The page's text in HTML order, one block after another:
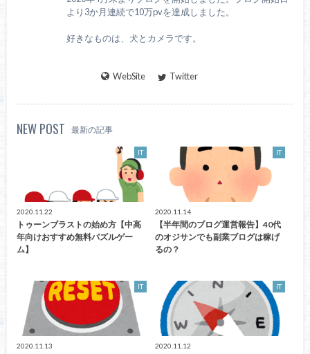
より3か月連続で10万pvを達成しました。
好きなものは、犬とカメラです。
WebSite Twitter
NEW POST 最新の記事
IT
2020.11.22
トゥーンブラストの始め方【中高
年向けおすすめ無料パズルゲー
ム】
IT
2020.11.14
【半年間のブログ運営報告】40代
のオジサンでも副業ブログは稼げ
るの？
IT
2020.11.13
IT
2020.11.12